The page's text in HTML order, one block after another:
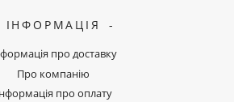
ІНФОРМАЦІЯ
про доставку
Про компанію
про оплату